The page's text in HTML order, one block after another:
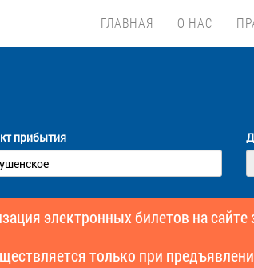
ГЛАВНАЯ О НАС
прибытия
электронных билетов на
только при